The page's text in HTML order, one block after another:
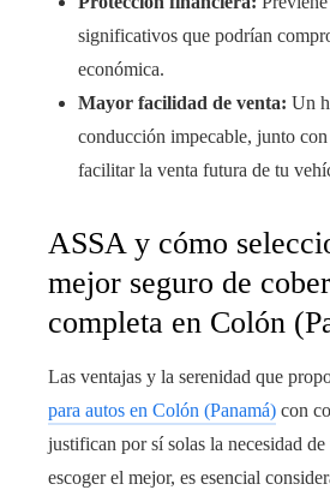
significativos que podrían
económica.
Mayor facilidad de venta: Un
conducción impecable, junto
facilitar la venta futura de tu
ASSA y cómo
mejor seguro de
completa en Colón
Las ventajas y la serenidad que
para autos en Colón (Panamá) con
justifican por sí solas la necesidad de
escoger el mejor, es esencial